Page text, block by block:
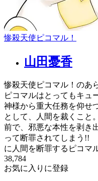
惨殺天使ピコマル！
山田憂香
惨殺天使ピコマル！のあ
ピコマルはとってもキュ
神様から重大任務を仰せ
として、人間を裁くこと
前で、邪悪な本性を剥き
って断罪されてしまう!!
に人間を断罪するピコマ
38,784
お気に入りに登録